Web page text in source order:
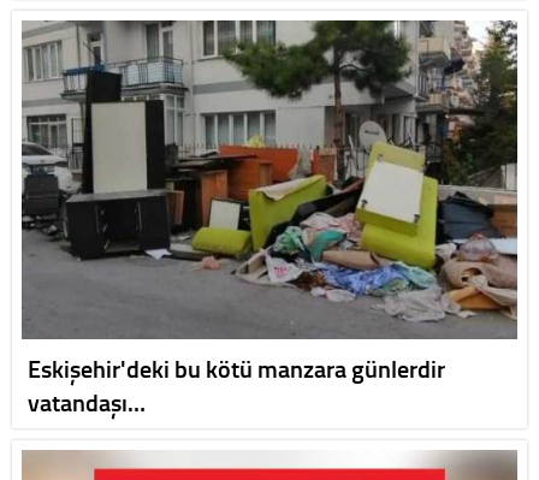
Eskişehir'deki bu kötü manzara günlerdir
vatandaşı…